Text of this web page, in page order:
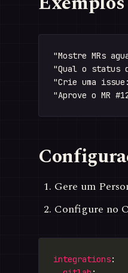
"Mostre MRs
"Qual o status
"Crie uma
Gere um
Configure no
integrations